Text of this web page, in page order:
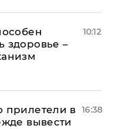
здоровье –
10:12
прилетели в
вывести
16:38